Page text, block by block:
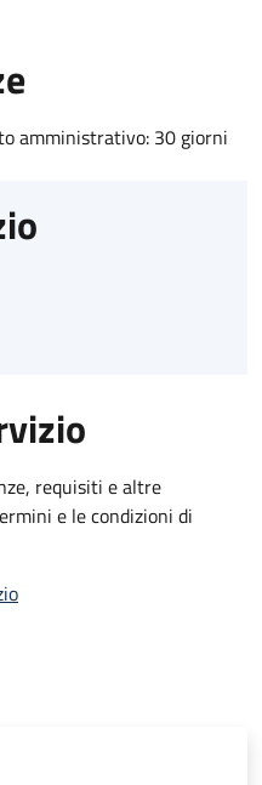
amministrativo: 30 giorni
requisiti e altre
e le condizioni di